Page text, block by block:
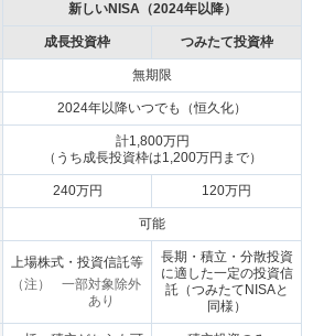
新しいNISA（2024年以降）
成長投資枠 つみたて投資枠
無期限
2024年以降いつでも（恒久化）
計1,800万円
（うち成長投資枠は1,200万円まで）
240万円 120万円
可能
上場株式・投資信託等
（注）
一部対象除外
あり
長期・積立・分散投資
に適した一定の投資信
託（つみたてNISAと
同様）